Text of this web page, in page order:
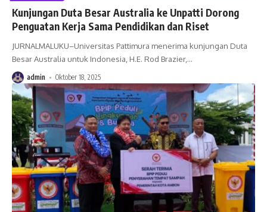
Kunjungan Duta Besar Australia ke Unpatti Dorong
Penguatan Kerja Sama Pendidikan dan Riset
JURNALMALUKU–Universitas Pattimura menerima kunjungan Duta
Besar Australia untuk Indonesia, H.E. Rod Brazier,…
admin Oktober 18, 2025